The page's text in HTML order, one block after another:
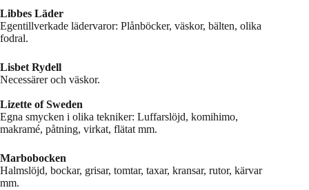
Libbes Läder
Egentillverkade lädervaror: Plånböcker, väskor, bälten, olika
fodral.
Lisbet Rydell
Necessärer och väskor.
Lizette of Sweden
Egna smycken i olika tekniker: Luffarslöjd, komihimo,
makramé, påtning, virkat, flätat mm.
Marbobocken
Halmslöjd, bockar, grisar, tomtar, taxar, kransar, rutor, kärvar
mm.